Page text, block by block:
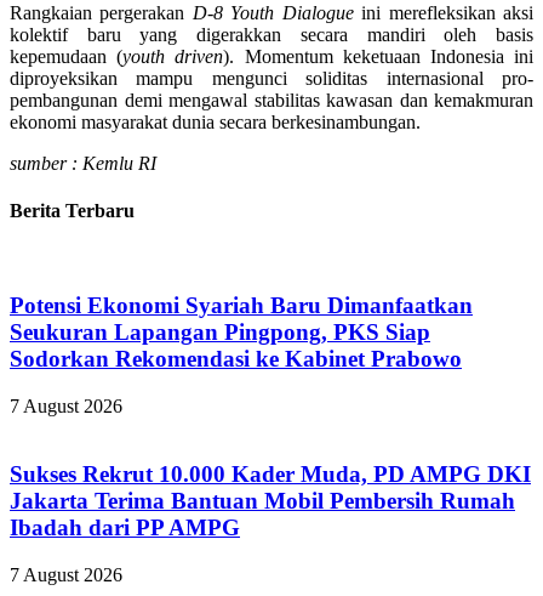
Rangkaian pergerakan D-8 Youth Dialogueini merefleksikan aksi
kolektif baru yang digerakkan secara mandiri oleh basis
kepemudaan (youth driven). Momentum keketuaan Indonesia ini
diproyeksikan mampu mengunci soliditas internasional pro-
pembangunan demi mengawal stabilitas kawasan dan kemakmuran
ekonomi masyarakat dunia secara berkesinambungan.
sumber : Kemlu RI
Berita Terbaru
Potensi Ekonomi Syariah Baru Dimanfaatkan
Seukuran Lapangan Pingpong, PKS Siap
Sodorkan Rekomendasi ke Kabinet Prabowo
7 August 2026
Sukses Rekrut 10.000 Kader Muda, PD AMPG DKI
Jakarta Terima Bantuan Mobil Pembersih Rumah
Ibadah dari PP AMPG
7 August 2026